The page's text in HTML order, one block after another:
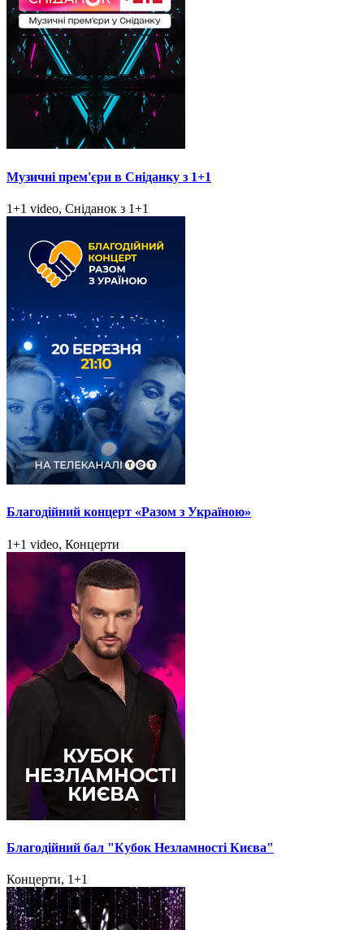
Музичні прем'єри в Сніданку з 1+1
1+1 video, Сніданок з 1+1
Благодійний концерт «Разом з Україною»
1+1 video, Концерти
Благодійний бал "Кубок Незламності Києва"
Концерти, 1+1